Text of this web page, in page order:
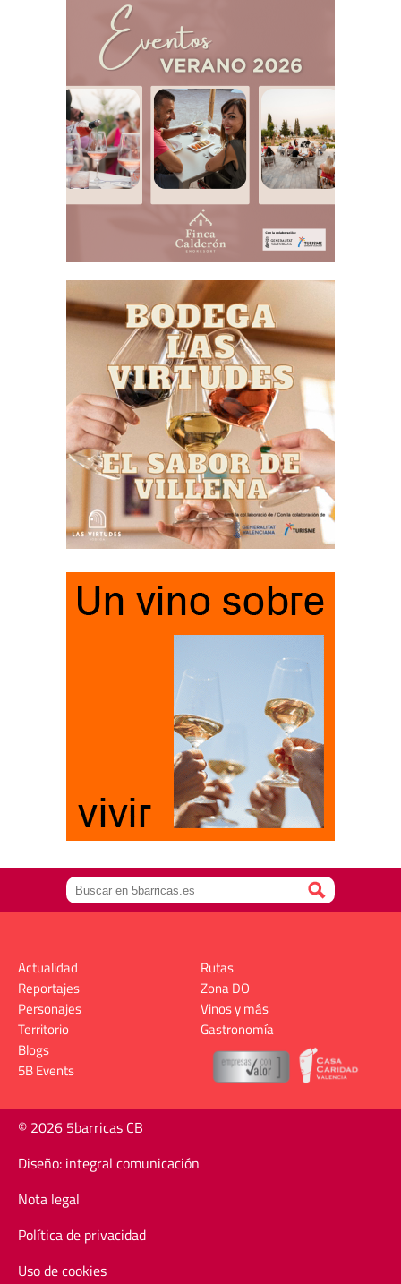
Actualidad
Reportajes
Personajes
Territorio
Rutas
Zona DO
Vinos y más
Gastronomía
Blogs
5B Events
© 2026 5barricas CB
Diseño: integral comunicación
Nota legal
Política de privacidad
Uso de cookies